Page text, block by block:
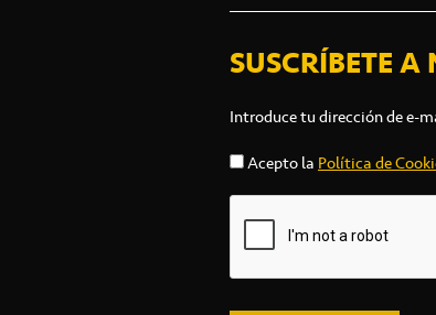
SUSCRÍBETE
Introduce tu dirección de e-
Acepto la Política de